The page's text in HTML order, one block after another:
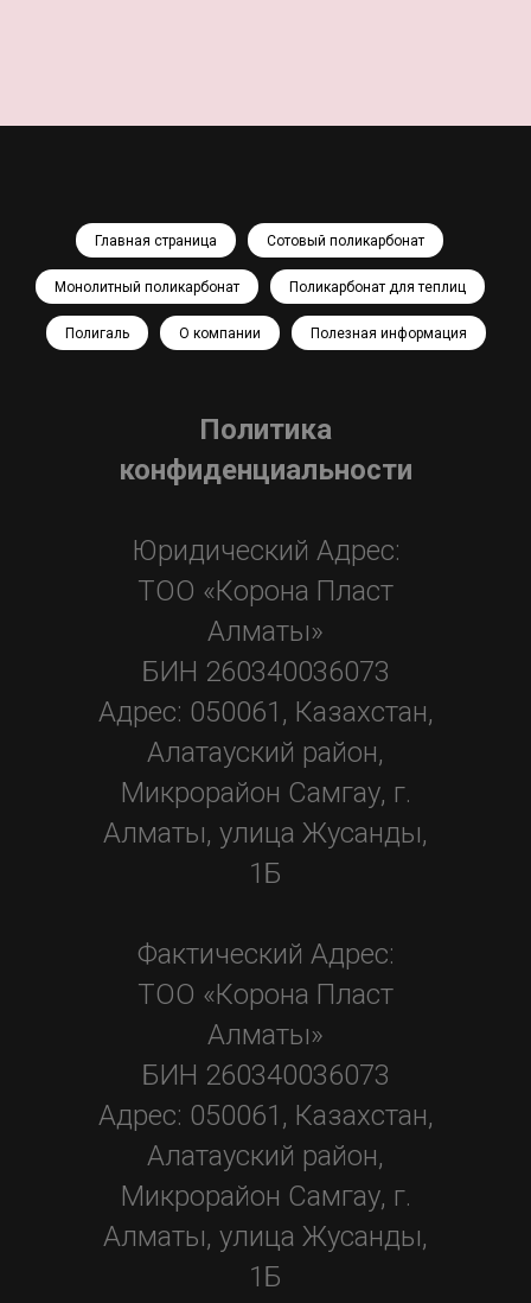
Главная страница Сотовый поликарбонат
Монолитный поликарбонат Поликарбонат для теплиц
Полигаль О компании Полезная информация
Политика
конфиденциальности
Юридический Адрес:
ТОО «Корона Пласт
Алматы»
БИН 260340036073
Адрес: 050061, Казахстан,
Алатауский район,
Микрорайон Самгау, г.
Алматы, улица Жусанды,
1Б
Фактический Адрес:
ТОО «Корона Пласт
Алматы»
БИН 260340036073
Адрес: 050061, Казахстан,
Алатауский район,
Микрорайон Самгау, г.
Алматы, улица Жусанды,
1Б